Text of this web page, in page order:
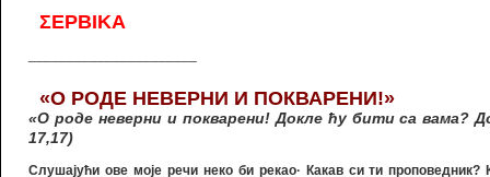
ΣΕΡBIKA
«О РОДЕ НЕВЕРНИ И ПОКВАРЕНИ!»
«О роде неверни и покварени! Докле ћу бити са вама?
17,17)
Слушајући ове моје речи неко би рекао· Какав си ти